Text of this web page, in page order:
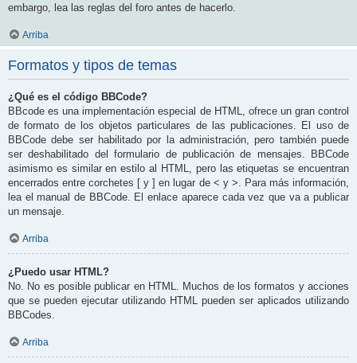
embargo, lea las reglas del foro antes de hacerlo.
Arriba
Formatos y tipos de temas
¿Qué es el código BBCode?
BBcode es una implementación especial de HTML, ofrece un gran control
de formato de los objetos particulares de las publicaciones. El uso de
BBCode debe ser habilitado por la administración, pero también puede
ser deshabilitado del formulario de publicación de mensajes. BBCode
asimismo es similar en estilo al HTML, pero las etiquetas se encuentran
encerrados entre corchetes [ y ] en lugar de < y >. Para más información,
lea el manual de BBCode. El enlace aparece cada vez que va a publicar
un mensaje.
Arriba
¿Puedo usar HTML?
No. No es posible publicar en HTML. Muchos de los formatos y acciones
que se pueden ejecutar utilizando HTML pueden ser aplicados utilizando
BBCodes.
Arriba